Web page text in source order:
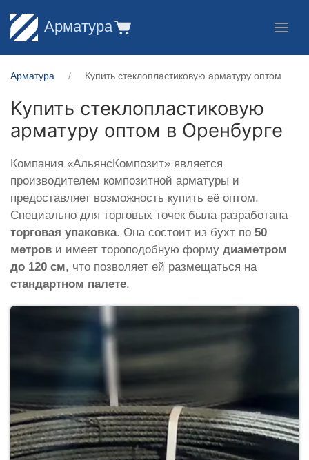
Арматура
Арматура Купить стеклопластиковую арматуру оптом
Купить стеклопластиковую
арматуру оптом в Оренбурге
Компания «АльянсКомпозит» является
производителем композитной арматуры и
предоставляет возможность купить её оптом.
Специально для торговых точек была разработана
торговая упаковка. Она состоит из бухт по 50
метров и имеет тороподобную форму диаметром
до 120 см, что позволяет ей размещаться на
стандартном палете.